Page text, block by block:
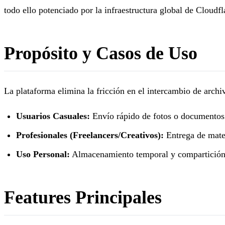
todo ello potenciado por la infraestructura global de
Propósito y Casos de Uso
La plataforma elimina la fricción en el intercambio de
Usuarios Casuales: Envío rápido de fotos o
Profesionales (Freelancers/Creativos): Entrega de
Uso Personal: Almacenamiento temporal y
Features Principales